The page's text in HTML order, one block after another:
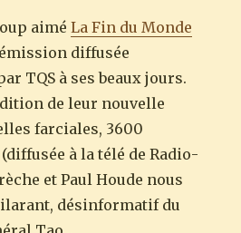
aiméLa Fin du Monde
diffusée
TQS à ses beaux jours.
de leur nouvelle
farciales, 3600
à la télé de Radio-
et Paul Houde nous
désinformatif du